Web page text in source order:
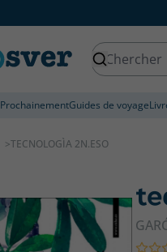
ProchainementGuides de voyage
TECNOLOGÌA 2N.ESO